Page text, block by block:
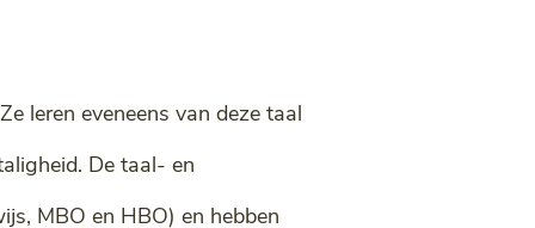
leren eveneens van deze taal
De taal- en
MBO en HBO) en hebben